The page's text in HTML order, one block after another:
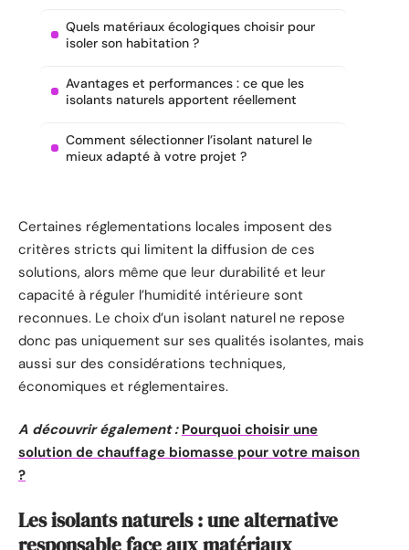
Quels matériaux écologiques choisir pour
isoler son habitation ?
Avantages et performances : ce que les
isolants naturels apportent réellement
Comment sélectionner l’isolant naturel le
mieux adapté à votre projet ?
Certaines réglementations locales imposent des
critères stricts qui limitent la diffusion de ces
solutions, alors même que leur durabilité et leur
capacité à réguler l’humidité intérieure sont
reconnues. Le choix d’un isolant naturel ne repose
donc pas uniquement sur ses qualités isolantes, mais
aussi sur des considérations techniques,
économiques et réglementaires.
A découvrir également : Pourquoi choisir une
solution de chauffage biomasse pour votre maison
?
Les isolants naturels : une alternative